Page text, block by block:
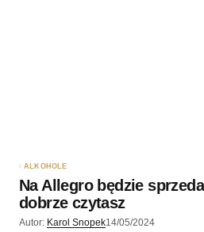
Wyślij komentarz
ALKOHOLE
Na Allegro będzie
dobrze czytasz
Autor: Karol Snopek14/05/2024